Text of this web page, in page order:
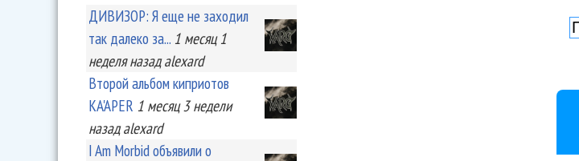
ДИВИЗОР: Я еще не заходил
так далеко за... 1 месяц 1
неделяназад alexard
Второй альбом киприотов
KA'APER 1 месяц 3 недели
назад alexard
I Am Morbid объявили о